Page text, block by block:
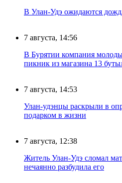
В Улан-Удэ ожидаются
7 августа, 14:56
В Бурятии компания
пикник из магазина 13
7 августа, 14:53
Улан-удэнцы раскрыли в
подарком в жизни
7 августа, 12:38
Житель Улан-Удэ сломал
нечаянно разбудила его